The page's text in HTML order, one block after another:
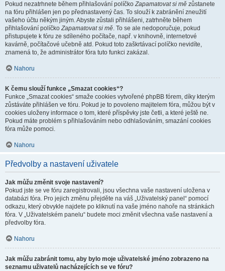
Pokud nezatrhnete během přihlašování políčkoZapamatovat si mě zůstanete
na fóru přihlášen jen po přednastavený čas. To slouží k zabránění zneužití
vašeho účtu někým jiným. Abyste zůstali přihlášeni, zatrhněte během
přihlašování políčkoZapamatovat si mě. To se ale nedoporučuje, pokud
přistupujete k fóru ze sdíleného počítače, např. v knihovně, internetové
kavárně, počítačové učebně atd. Pokud toto zaškrtávací políčko nevidíte,
znamená to, že administrátor fóra tuto funkci zakázal.
Nahoru
K čemu slouží funkce „Smazat cookies“?
Funkce „Smazat cookies“ smaže cookies vytvořené phpBB fórem, díky kterým
zůstáváte přihlášen ve fóru. Pokud je to povoleno majitelem fóra, můžou být v
cookies uloženy informace o tom, které příspěvky jste četli, a které ještě ne.
Pokud máte problém s přihlašováním nebo odhlašováním, smazání cookies
fóra může pomoci.
Nahoru
Předvolby a nastavení uživatele
Jak můžu změnit svoje nastavení?
Pokud jste se ve fóru zaregistrovali, jsou všechna vaše nastavení uložena v
databázi fóra. Pro jejich změnu přejděte na váš „Uživatelský panel“ pomocí
odkazu, který obvykle najdete po kliknutí na vaše jméno nahoře na stránkách
fóra. V „Uživatelském panelu“ budete moci změnit všechna vaše nastavení a
předvolby fóra.
Nahoru
Jak můžu zabránit tomu, aby bylo moje uživatelské jméno zobrazeno na
seznamu uživatelů nacházejících se ve fóru?